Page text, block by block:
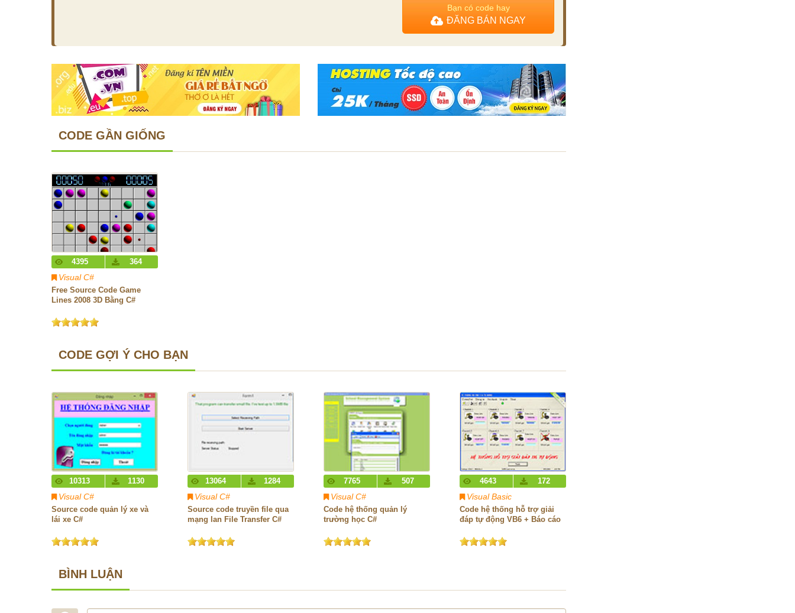
Bạn có code hay
ĐĂNG BÁN NGAY
CODE GẦN GIỐNG
4395 364
Visual C#
Free Source Code Game
Lines 2008 3D Bằng C#
CODE GỢI Ý CHO BẠN
10313 1130
Visual C#
Source code quản lý xe và
lái xe C#
13064 1284
Visual C#
Source code truyền file qua
mạng lan File Transfer C#
7765 507
Visual C#
Code hệ thống quản lý
trường học C#
4643 172
Visual Basic
Code hệ thống hỗ trợ giải
đáp tự động VB6 + Báo cáo
BÌNH LUẬN